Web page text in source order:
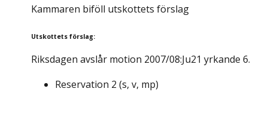
Kammaren biföll utskottets förslag
Utskottets förslag:
Riksdagen avslår motion 2007/08:Ju21 yrkande 6.
Reservation 2 (s, v, mp)